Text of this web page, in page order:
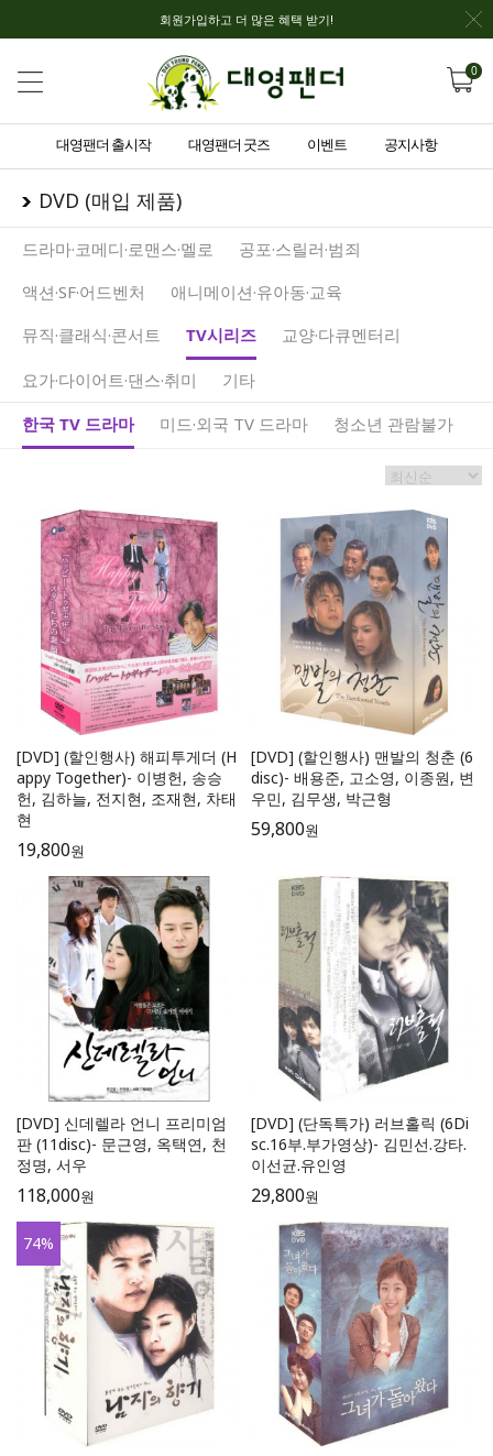
회원가입하고 더 많은 혜택 받기!
0
대영팬더 출시작 대영팬더 굿즈 이벤트 공지사항
DVD (매입 제품)
드라마·코메디·로맨스·멜로
공포·스릴러·범죄
액션·SF·어드벤처
애니메이션·유아동·교육
뮤직·클래식·콘서트
TV시리즈 교양·다큐멘터리
요가·다이어트·댄스·취미
기타
한국 TV 드라마
미드·외국 TV 드라마 청소년 관람불가
[DVD] (할인행사) 해피투게더 (H
appy Together)- 이병헌, 송승
헌, 김하늘, 전지현, 조재현, 차태
현
19,800원
[DVD] (할인행사) 맨발의 청춘 (6
disc)- 배용준, 고소영, 이종원, 변
우민, 김무생, 박근형
59,800원
[DVD] 신데렐라 언니 프리미엄
판 (11disc)- 문근영, 옥택연, 천
정명, 서우
118,000원
[DVD] (단독특가) 러브홀릭 (6Di
sc.16부.부가영상)- 김민선.강타.
이선균.유인영
29,800원
74%